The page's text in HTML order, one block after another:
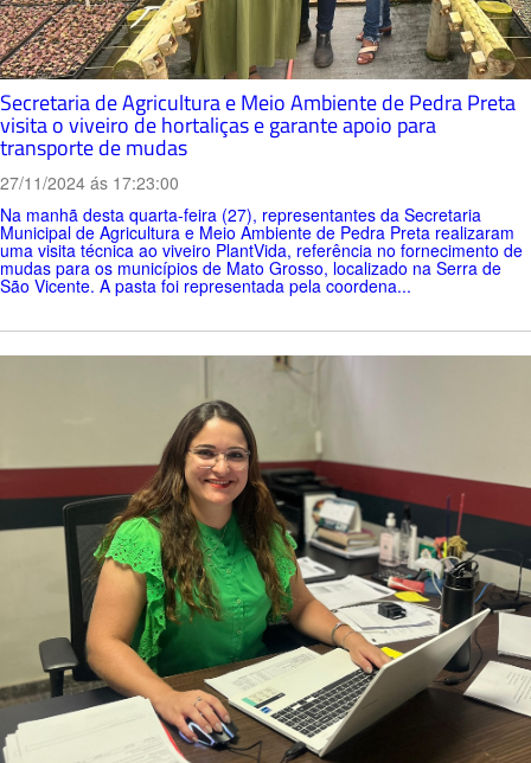
Secretaria de Agricultura e Meio Ambiente de Pedra Preta
visita o viveiro de hortaliças e garante apoio para
transporte de mudas
27/11/2024 ás 17:23:00
Na manhã desta quarta-feira (27), representantes da Secretaria
Municipal de Agricultura e Meio Ambiente de Pedra Preta realizaram
uma visita técnica ao viveiro PlantVida, referência no fornecimento de
mudas para os municípios de Mato Grosso, localizado na Serra de
São Vicente. A pasta foi representada pela coordena...